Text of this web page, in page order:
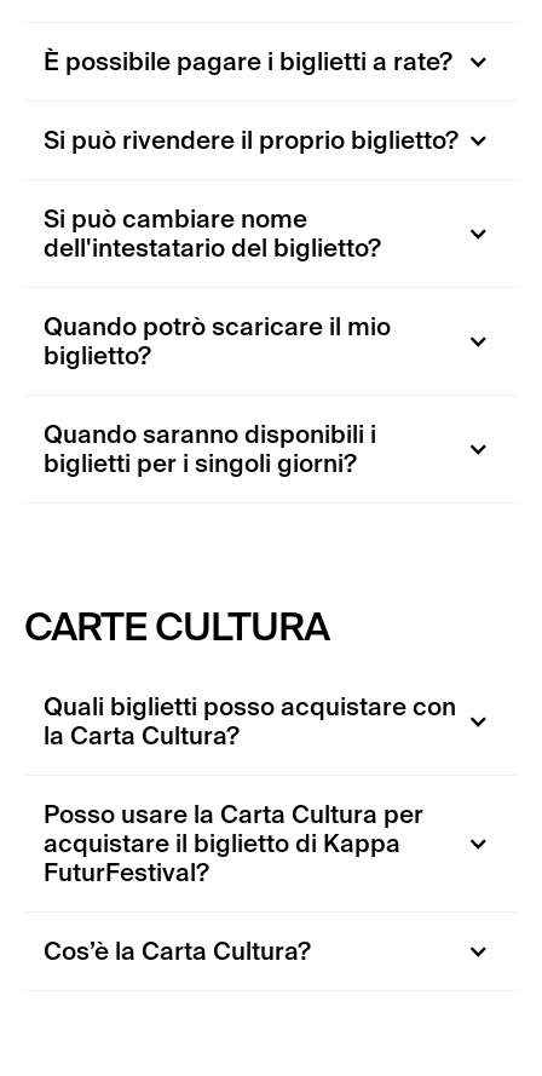
È possibile pagare i biglietti a rate?
Si può rivendere il proprio biglietto?
Si può cambiare nome
dell'intestatario del biglietto?
Quando potrò scaricare il mio
biglietto?
Quando saranno disponibili i
biglietti per i singoli giorni?
CARTE CULTURA
Quali biglietti posso acquistare con
la Carta Cultura?
Posso usare la Carta Cultura per
acquistare il biglietto di Kappa
FuturFestival?
Cos’è la Carta Cultura?